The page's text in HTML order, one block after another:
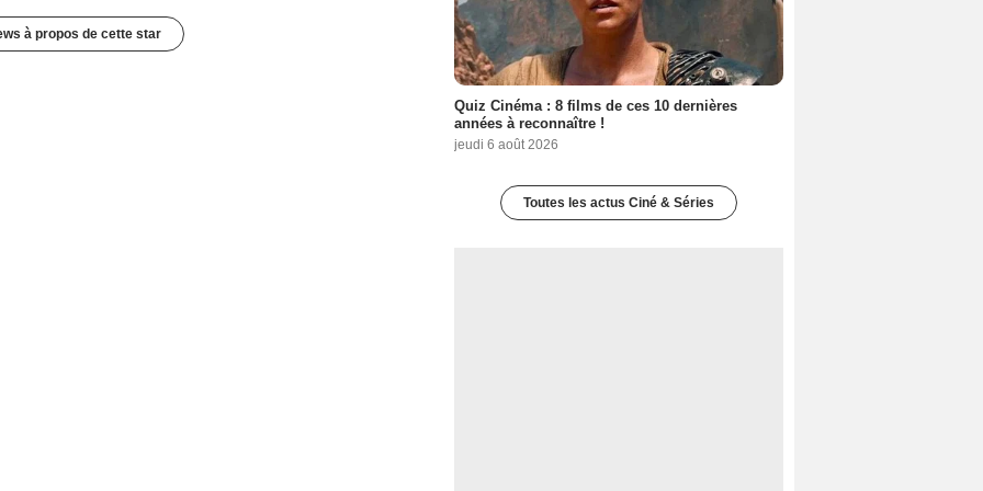
à propos de cette star
Quiz Cinéma : 8 films de ces 10 dernières
années à reconnaître !
jeudi 6 août 2026
Toutes les actus Ciné & Séries